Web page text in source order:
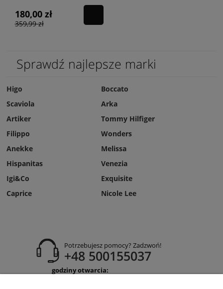
180,00 zł
359,99 zł
Sprawdź najlepsze marki
Higo
Scaviola
Artiker
Filippo
Boccato
Arka
Tommy Hilfiger
Wonders
Anekke
Hispanitas
Igi&Co
Caprice
Melissa
Venezia
Exquisite
Nicole Lee
Potrzebujesz pomocy? Zadzwoń!
+48 500155037
godziny otwarcia: